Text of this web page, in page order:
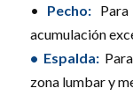
• Pecho:
acumulación
• Espalda:
zona lumbar y